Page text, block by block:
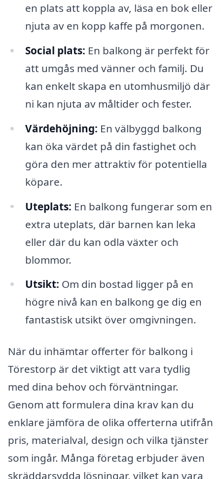
en plats att koppla av, läsa en bok eller
njuta av en kopp kaffe på morgonen.
Social plats: En balkong är perfekt för
att umgås med vänner och familj. Du
kan enkelt skapa en utomhusmiljö där
ni kan njuta av måltider och fester.
Värdehöjning: En välbyggd balkong
kan öka värdet på din fastighet och
göra den mer attraktiv för potentiella
köpare.
Uteplats: En balkong fungerar som en
extra uteplats, där barnen kan leka
eller där du kan odla växter och
blommor.
Utsikt: Om din bostad ligger på en
högre nivå kan en balkong ge dig en
fantastisk utsikt över omgivningen.
När du inhämtar offerter för balkong i
Törestorp är det viktigt att vara tydlig
med dina behov och förväntningar.
Genom att formulera dina krav kan du
enklare jämföra de olika offerterna utifrån
pris, materialval, design och vilka tjänster
som ingår. Många företag erbjuder även
skräddarsydda lösningar, vilket kan vara